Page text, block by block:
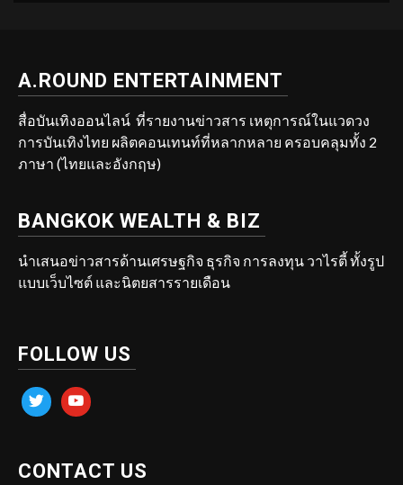
A.ROUND ENTERTAINMENT
สื่อบันเทิงออนไลน์ ที่รายงานข่าวสาร เหตุการณ์ในแวดวง
การบันเทิงไทย ผลิตคอนเทนท์ที่หลากหลาย ครอบคลุมทั้ง 2
ภาษา (ไทยและอังกฤษ)
BANGKOK WEALTH & BIZ
นำเสนอข่าวสารด้านเศรษฐกิจ ธุรกิจ การลงทุน วาไรตี้ ทั้งรูป
แบบเว็บไซต์ และนิตยสารรายเดือน
FOLLOW US
twitter youtube
CONTACT US